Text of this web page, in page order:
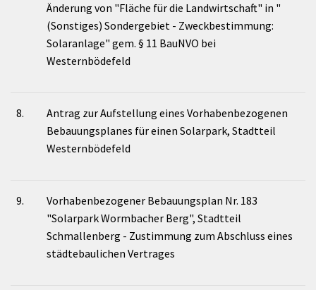
Änderung von "Fläche für die Landwirtschaft" in "
(Sonstiges) Sondergebiet - Zweckbestimmung:
Solaranlage" gem. § 11 BauNVO bei
Westernbödefeld
8.
Antrag zur Aufstellung eines Vorhabenbezogenen
Bebauungsplanes für einen Solarpark, Stadtteil
Westernbödefeld
9.
Vorhabenbezogener Bebauungsplan Nr. 183
"Solarpark Wormbacher Berg", Stadtteil
Schmallenberg - Zustimmung zum Abschluss eines
städtebaulichen Vertrages